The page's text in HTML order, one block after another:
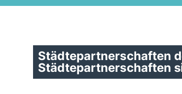
Städtepartnerschaften
Städtepartnerschaften